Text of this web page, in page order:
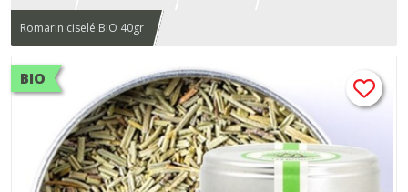
Romarin ciselé BIO 40gr
BIO